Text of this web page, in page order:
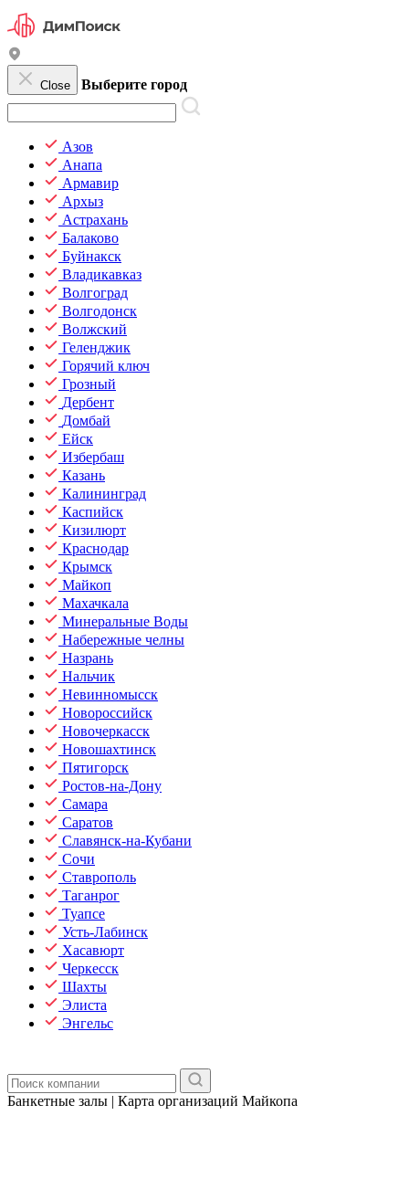
Close Выберите город
Азов
Анапа
Армавир
Архыз
Астрахань
Балаково
Буйнакск
Владикавказ
Волгоград
Волгодонск
Волжский
Геленджик
Горячий ключ
Грозный
Дербент
Домбай
Ейск
Избербаш
Казань
Калининград
Каспийск
Кизилюрт
Краснодар
Крымск
Майкоп
Махачкала
Минеральные Воды
Набережные челны
Назрань
Нальчик
Невинномысск
Новороссийск
Новочеркасск
Новошахтинск
Пятигорск
Ростов-на-Дону
Самара
Саратов
Славянск-на-Кубани
Сочи
Ставрополь
Таганрог
Туапсе
Усть-Лабинск
Хасавюрт
Черкесск
Шахты
Элиста
Энгельс
Банкетные залы | Карта организаций Майкопа